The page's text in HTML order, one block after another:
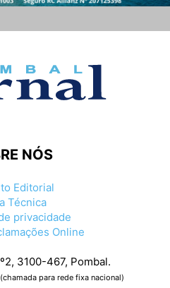
NÓS
Editorial
Técnica
privacidade
Online
3100-467, Pombal.
(chamada para rede fixa nacional)